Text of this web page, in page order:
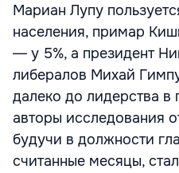
Мариан Лупу
населения, примар
― у 5%, а президент
либералов Михай
далеко до лидерства в
авторы исследования
будучи в должности
считанные месяцы,